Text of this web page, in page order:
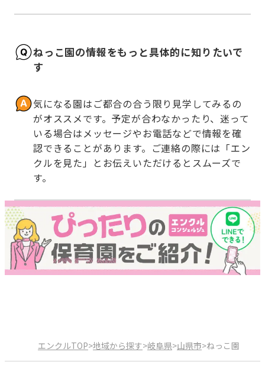
ねっこ園の情報をもっと具体的に知りたいで
す
気になる園はご都合の合う限り見学してみるの
がオススメです。予定が合わなかったり、迷って
いる場合はメッセージやお電話などで情報を確
認できることがあります。ご連絡の際には「エン
クルを見た」とお伝えいただけるとスムーズで
す。
エンクルTOP>地域から探す>岐阜県>山県市>ねっこ園